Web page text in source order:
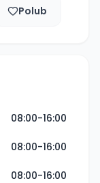
Polub
08:00-16:00
08:00-16:00
08:00-16:00